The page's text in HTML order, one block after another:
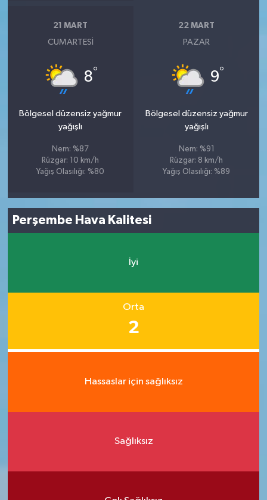
21 MART
CUMARTESI
8°
Bölgesel düzensiz yağmur
yağışlı
Nem: %87
Rüzgar: 10 km/h
Yağış Olasılığı: %80
22 MART
PAZAR
9°
Bölgesel düzensiz yağmur
yağışlı
Nem: %91
Rüzgar: 8 km/h
Yağış Olasılığı: %89
Perşembe Hava Kalitesi
İyi
Orta
2
Hassaslar için sağlıksız
Sağlıksız